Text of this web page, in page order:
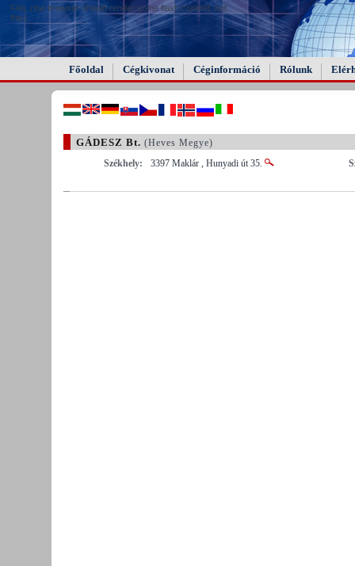
FAIL (the browser should render some flash content, not
this).
Főoldal Cégkivonat Céginformáció Rólunk
GÁDESZ Bt. (Heves Megye)
Székhely:
3397 Maklár , Hunyadi út 35.